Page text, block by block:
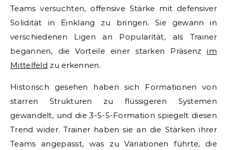
Teams versuchten, offensive Stärke mit defensiver
Solidität in Einklang zu bringen. Sie gewann in
verschiedenen Ligen an Popularität, als Trainer
begannen, die Vorteile einer starken Präsenzim
Mittelfeld zu erkennen.
Historisch gesehen haben sich Formationen von
starren Strukturen zu flüssigeren Systemen
gewandelt, und die 3-5-5-Formation spiegelt diesen
Trend wider. Trainer haben sie an die Stärken ihrer
Teams angepasst, was zu Variationen führte, die